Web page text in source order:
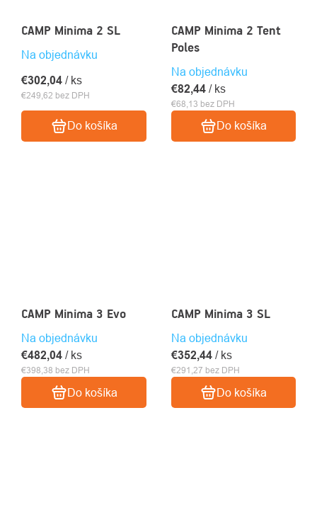
CAMP Minima 2 SL
Na objednávku
€249,62 bez DPH
€302,04 / ks
Do košíka
CAMP Minima 2 Tent
Poles
Na objednávku
€68,13 bez DPH
€82,44 / ks
Do košíka
CAMP Minima 3 Evo
Na objednávku
€398,38 bez DPH
€482,04 / ks
Do košíka
CAMP Minima 3 SL
Na objednávku
€291,27 bez DPH
€352,44 / ks
Do košíka